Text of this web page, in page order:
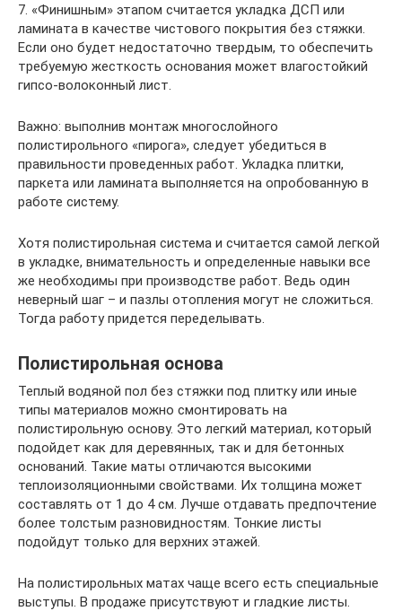
7. «Финишным» этапом считается укладка ДСП или
ламината в качестве чистового покрытия без стяжки.
Если оно будет недостаточно твердым, то обеспечить
требуемую жесткость основания может влагостойкий
гипсо-волоконный лист.
Важно: выполнив монтаж многослойного
полистирольного «пирога», следует убедиться в
правильности проведенных работ. Укладка плитки,
паркета или ламината выполняется на опробованную в
работе систему.
Хотя полистирольная система и считается самой легкой
в укладке, внимательность и определенные навыки все
же необходимы при производстве работ. Ведь один
неверный шаг – и пазлы отопления могут не сложиться.
Тогда работу придется переделывать.
Полистирольная основа
Теплый водяной пол без стяжки под плитку или иные
типы материалов можно смонтировать на
полистирольную основу. Это легкий материал, который
подойдет как для деревянных, так и для бетонных
оснований. Такие маты отличаются высокими
теплоизоляционными свойствами. Их толщина может
составлять от 1 до 4 см. Лучше отдавать предпочтение
более толстым разновидностям. Тонкие листы
подойдут только для верхних этажей.
На полистирольных матах чаще всего есть специальные
выступы. В продаже присутствуют и гладкие листы.